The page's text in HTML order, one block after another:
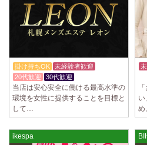
オープンにつきセラピスト大募集！！
に朗報です！ 当店では講習制度を徹底
やる気のあるセラピスト大募集！ 「本
ラピストになりたい！」 そんなあなた
2025/04/04[渋谷駅]
LoveCHU (ラブチュ) 渋谷ルーム
ラピストになりたい！」 そんなあなた
掛け持ちOK
未経験者歓迎
20代歓迎
30代歓迎
当店は安心安全に働ける最高水準の
環境を女性に提供することを目標と
して…
い
ikespa